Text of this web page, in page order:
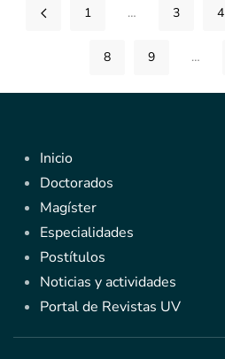
1 … 3 4
8 9 …
Inicio
Doctorados
Magíster
Especialidades
Postítulos
Noticias y actividades
Portal de Revistas UV